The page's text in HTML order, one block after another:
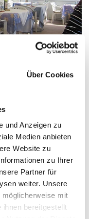
Über Cookies
und Anzeigen zu
Medien anbieten
Website zu
zu Ihrer
Partner für
weiter. Unsere
mit
bereitgestellt